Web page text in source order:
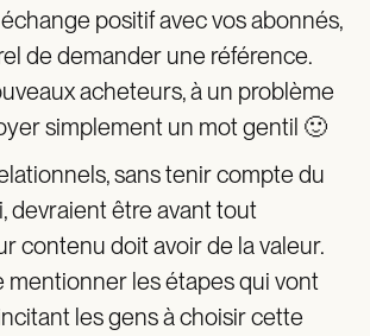
positif avec vos abonnés,
de demander une référence.
acheteurs, à un problème
simplement un mot gentil 🙂
sans tenir compte du
devraient être avant tout
contenu doit avoir de la valeur.
mentionner les étapes qui vont
les gens à choisir cette